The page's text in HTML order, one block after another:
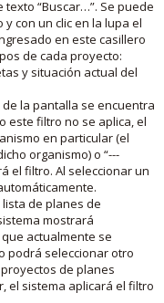
“Buscar…”. Se puede
con un clic en la lupa el
en este casillero
de cada proyecto:
y situación actual del
la pantalla se encuentra
este filtro no se aplica, el
en particular (el
organismo) o “---
el filtro. Al seleccionar un
de planes de
mostrará
actualmente se
podrá seleccionar otro
de planes
el sistema aplicará el filtro